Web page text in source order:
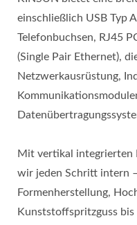
einschließlich USB Typ
Telefonbuchsen, RJ45
(Single Pair Ethernet),
Netzwerkausrüstung,
Mit vertikal integrierten
wir jeden Schritt intern
Formenherstellung,
Kunststoffspritzguss